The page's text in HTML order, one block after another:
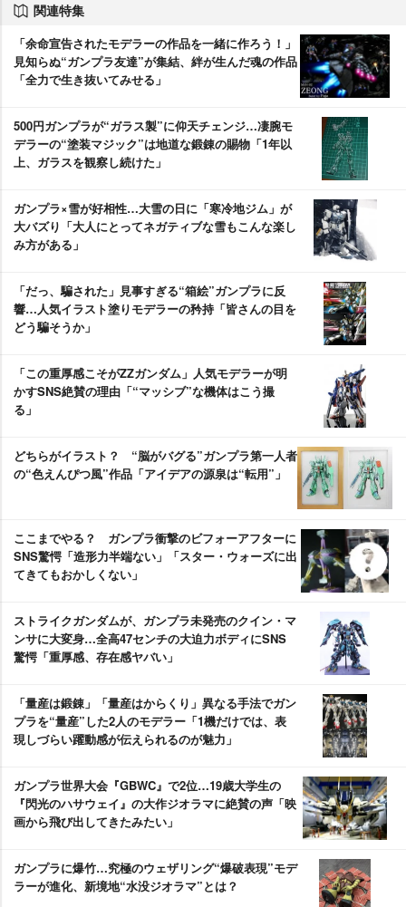
関連特集
「余命宣告されたモデラーの作品を一緒に作ろう！」
見知らぬ“ガンプラ友達”が集結、絆が生んだ魂の作品
「全力で生き抜いてみせる」
500円ガンプラが“ガラス製”に仰天チェンジ…凄腕モ
デラーの“塗装マジック”は地道な鍛錬の賜物「1年以
上、ガラスを観察し続けた」
ガンプラ×雪が好相性…大雪の日に「寒冷地ジム」が
大バズり「大人にとってネガティブな雪もこんな楽し
み方がある」
「だっ、騙された」見事すぎる“箱絵”ガンプラに反
響…人気イラスト塗りモデラーの矜持「皆さんの目を
どう騙そうか」
「この重厚感こそがZZガンダム」人気モデラーが明
かすSNS絶賛の理由「“マッシブ”な機体はこう撮
る」
どちらがイラスト？ “脳がバグる”ガンプラ第一人者
の“色えんぴつ風”作品「アイデアの源泉は“転用”」
ここまでやる？ ガンプラ衝撃のビフォーアフターに
SNS驚愕「造形力半端ない」「スター・ウォーズに出
てきてもおかしくない」
ストライクガンダムが、ガンプラ未発売のクイン・マ
ンサに大変身…全高47センチの大迫力ボディにSNS
驚愕「重厚感、存在感ヤバい」
「量産は鍛錬」「量産はからくり」異なる手法でガン
プラを“量産”した2人のモデラー「1機だけでは、表
現しづらい躍動感が伝えられるのが魅力」
ガンプラ世界大会『GBWC』で2位…19歳大学生の
『閃光のハサウェイ』の大作ジオラマに絶賛の声「映
画から飛び出してきたみたい」
ガンプラに爆竹…究極のウェザリング“爆破表現”モデ
ラーが進化、新境地“水没ジオラマ”とは？